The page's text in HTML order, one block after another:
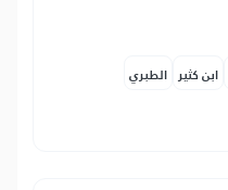
ابن كثير الطبري